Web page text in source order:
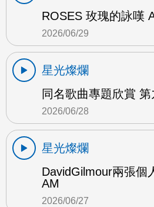
ROSES 玫瑰的詠嘆
2026/06/29
星光燦爛
同名歌曲專題欣賞
2026/06/28
星光燦爛
DavidGilmour兩張個
AM
2026/06/27